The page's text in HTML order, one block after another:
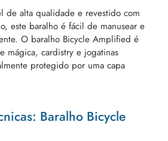
de alta qualidade e revestido com
este baralho é fácil de manusear e
O baralho Bicycle Amplified é
mágica, cardistry e jogatinas
protegido por uma capa
Baralho Bicycle